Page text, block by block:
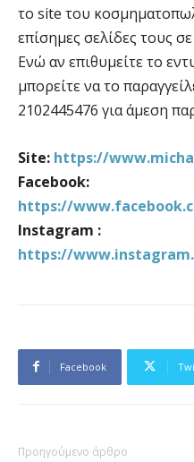
το site του
επίσημες σελίδες τους
Ενώ αν επιθυμείτε το
μπορείτε να το
2102445476 για άμεση
Site: https://
Facebook:
https://
Instagram :
https://
Facebook
Προηγούμενο άρθρο